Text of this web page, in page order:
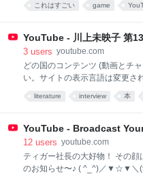
これはすごい game
YouTube - 川上未映子 第
3 users youtube.com
どの国のコンテンツ (動画とチ
い。サイトの表示言語は変更さ
literature interview 本
YouTube - Broadcast
12 users youtube.com
ティガー社長の大好物！ その
のお知らせ〜♪ ( ^_^)／▼☆▼＼